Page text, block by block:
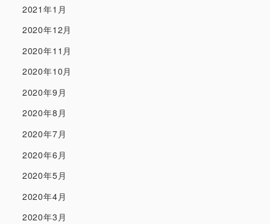
2021年1月
2020年12月
2020年11月
2020年10月
2020年9月
2020年8月
2020年7月
2020年6月
2020年5月
2020年4月
2020年3月